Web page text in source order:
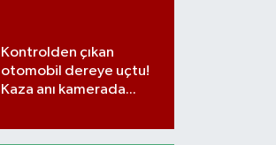
Kontrolden çıkan
otomobil dereye uçtu!
Kaza anı kamerada...